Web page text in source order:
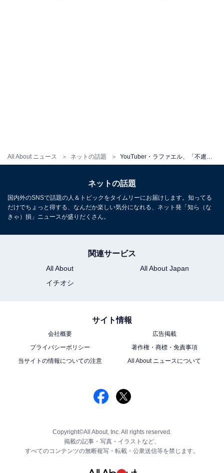
All About ニュース ネットの話題
ネットの話題
国内外のSNSで話題の人＆トピックをタイムリーにお届けします。知ってる
だけでちょっと得する、なんだか楽しい気分になれる、ネット発「知ら（な
きゃ）損」ニュースが盛りだくさん。
関連サービス
All About
All About Japan
イチオシ
サイト情報
会社概要
広告掲載
プライバシーポリシー
著作権・商標・免責事項
当サイトの情報についての注意
All About ニュースについて
Copyright©All About, Inc. All rights reserved.
掲載の記事・写真・イラストなど、
すべてのコンテンツの無断複写・転載・公衆送信等を禁じます。